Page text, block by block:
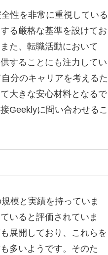
性を非常に重視している
る厳格な基準を設けてお
た、転職活動において
することにも注力してい
分のキャリアを考えるた
大きな安心材料となるで
Geeklyに問い合わせるこ
模と実績を持っていま
いると評価されていま
展開しており、これらを
多いようです。そのた